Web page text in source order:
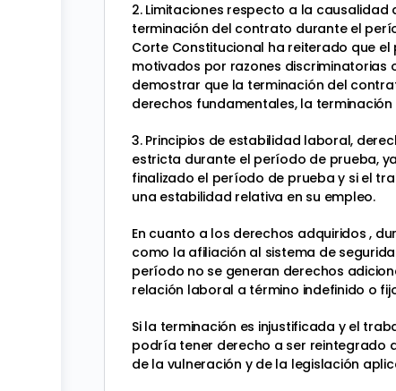
2. Limitaciones respecto a la
terminación del contrato durante el
Corte Constitucional ha reiterado que
motivados por razones discriminatorias
demostrar que la terminación del
derechos fundamentales, la
3. Principios de estabilidad laboral,
estricta durante el período de prueba,
finalizado el período de prueba y si el
una estabilidad relativa en su empleo.
En cuanto a los derechos adquiridos ,
como la afiliación al sistema de
período no se generan derechos
relación laboral a término indefinido o
Si la terminación es injustificada y el
podría tener derecho a ser reintegrado
de la vulneración y de la legislación